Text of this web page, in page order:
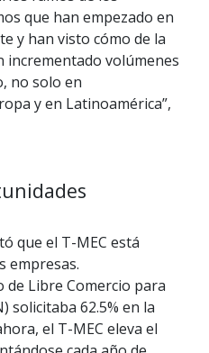
que han empezado en
y han visto cómo de la
incrementado volúmenes
no solo en
y en Latinoamérica”,
que el T-MEC está
empresas.
Libre Comercio para
solicitaba 62.5% en la
el T-MEC eleva el